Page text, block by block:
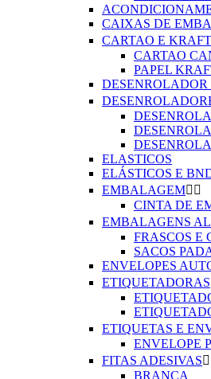
CAIXAS DE
CARTAO E KRAFT
CARTAO
PAPEL
ELASTICOS
ELÁSTICOS E
EMBALAGEM 
CINTA DE
EMBALAGENS
FRASCOS E
SACOS
ENVELOPES
ETIQUETADORAS
ETIQUETAS E
ENVELOPE
FITAS ADESIVAS
BRANCA